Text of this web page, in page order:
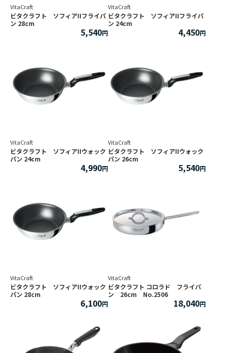
VitaCraft
ビタクラフト ソフィアIIフライパ
ン 28cm
5,540
VitaCraft
ビタクラフト ソフィアIIフライパ
ン 24cm
4,450
VitaCraft
ビタクラフト ソフィアIIウォック
パン 24cm
4,990
VitaCraft
ビタクラフト ソフィアIIウォック
パン 26cm
5,540
VitaCraft
ビタクラフト ソフィアIIウォック
パン 28cm
6,100
VitaCraft
ビタクラフト コロラド フライパ
ン 26cm No.2506
18,040